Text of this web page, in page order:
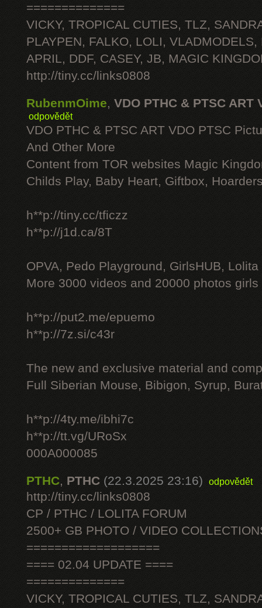
==============
VICKY, TROPICAL CUTIES, TLZ,
PLAYPEN, FALKO, LOLI, VLADMODELS,
APRIL, DDF, CASEY, JB, MAGIC
http://tiny.cc/links0808
RubenmOime, VDO PTHC & PTSC ART
odpovědět
VDO PTHC & PTSC ART VDO PTSC
And Other More
Content from TOR websites Magic
Childs Play, Baby Heart, Giftbox,
h**p://tiny.cc/tficzz
h**p://j1d.ca/8T
OPVA, Pedo Playground, GirlsHUB, Lolita
More 3000 videos and 20000 photos
h**p://put2.me/epuemo
h**p://7z.si/c43r
The new and exclusive material and
Full Siberian Mouse, Bibigon, Syrup,
h**p://4ty.me/ibhi7c
h**p://tt.vg/URoSx
000A000085
PTHC, PTHC (22.3.2025 23:16) odpovědět
http://tiny.cc/links0808
CP / PTHC / LOLITA FORUM
2500+ GB PHOTO / VIDEO
===================
==== 02.04 UPDATE ====
==============
VICKY, TROPICAL CUTIES, TLZ,